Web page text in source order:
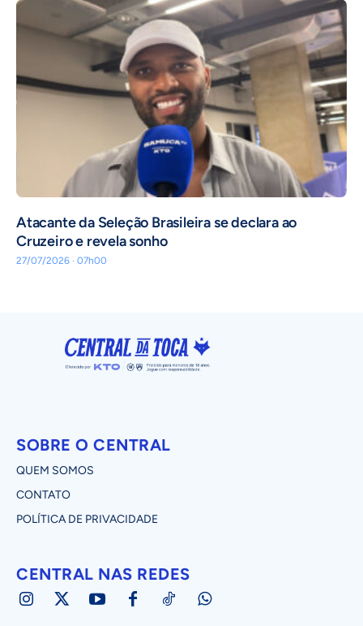
Atacante da Seleção Brasileira se declara ao
Cruzeiro e revela sonho
27/07/2026 · 07h00
SOBRE O CENTRAL
QUEM SOMOS
CONTATO
POLÍTICA DE PRIVACIDADE
CENTRAL NAS REDES